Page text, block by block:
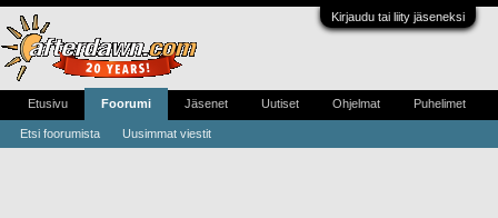
Kirjaudu tai liity jäseneksi
Etusivu Foorumi
Etsi foorumista Uusimmat viestit
Jäsenet Uutiset Ohjelmat Puhelimet